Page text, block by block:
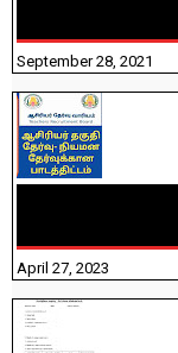
September 28, 2021
April 27, 2023